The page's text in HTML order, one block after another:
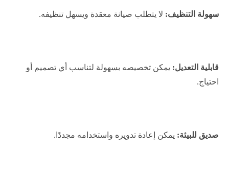
سهولة التنظيف: لا يتطلب صيانة معقدة ويسهل تنظيفه.
قابلية التعديل: يمكن تخصيصه بسهولة لتناسب أي تصميم أو
احتياج.
صديق للبيئة: يمكن إعادة تدويره واستخدامه مجددًا.